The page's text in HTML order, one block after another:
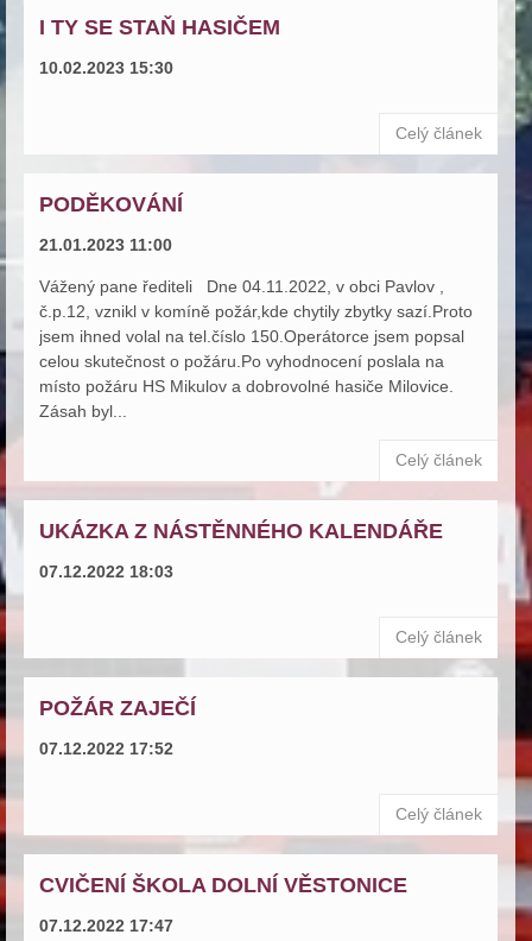
I TY SE STAŇ HASIČEM
10.02.2023 15:30
Celý článek
PODĚKOVÁNÍ
21.01.2023 11:00
Vážený pane řediteli Dne 04.11.2022, v obci Pavlov ,
č.p.12, vznikl v komíně požár,kde chytily zbytky sazí.Proto
jsem ihned volal na tel.číslo 150.Operátorce jsem popsal
celou skutečnost o požáru.Po vyhodnocení poslala na
místo požáru HS Mikulov a dobrovolné hasiče Milovice.
Zásah byl...
Celý článek
UKÁZKA Z NÁSTĚNNÉHO KALENDÁŘE
07.12.2022 18:03
Celý článek
POŽÁR ZAJEČÍ
07.12.2022 17:52
Celý článek
CVIČENÍ ŠKOLA DOLNÍ VĚSTONICE
07.12.2022 17:47